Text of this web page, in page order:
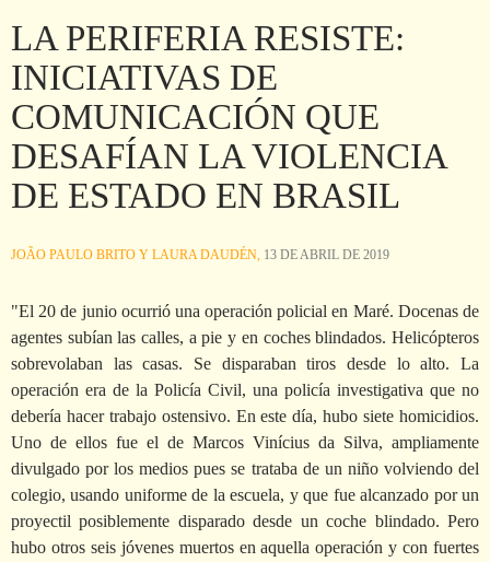
LA PERIFERIA RESISTE:
INICIATIVAS DE
COMUNICACIÓN QUE
DESAFÍAN LA VIOLENCIA
DE ESTADO EN BRASIL
JOÃO PAULO BRITO Y LAURA DAUDÉN, 13 DE ABRIL DE 2019
"El 20 de junio ocurrió una operación policial en Maré. Docenas de
agentes subían las calles, a pie y en coches blindados. Helicópteros
sobrevolaban las casas. Se disparaban tiros desde lo alto. La
operación era de la Policía Civil, una policía investigativa que no
debería hacer trabajo ostensivo. En este día, hubo siete homicidios.
Uno de ellos fue el de Marcos Vinícius da Silva, ampliamente
divulgado por los medios pues se trataba de un niño volviendo del
colegio, usando uniforme de la escuela, y que fue alcanzado por un
proyectil posiblemente disparado desde un coche blindado. Pero
hubo otros seis jóvenes muertos en aquella operación y con fuertes